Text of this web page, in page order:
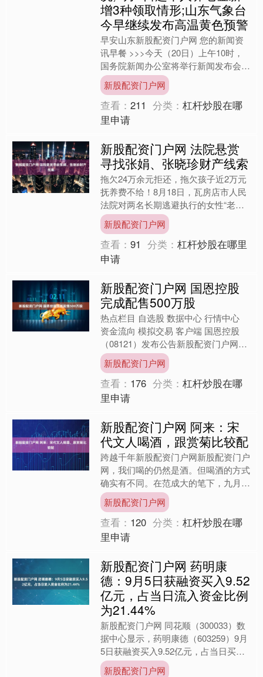
增3种领取情形;山东气象台
今早继续发布高温黄色预警
早安山东新股配资门户网 您的新闻资
讯早餐 >>>今天（20日）上午10时，
国务院新闻办公室将举行新闻发布会，
介绍阅兵准备工作有关情况。 >>>国
务院新闻办19日....
新股配资门户网
查看：211 分类：杠杆炒股在哪
里申请
新股配资门户网 法院悬赏
寻找张娟、张晓珍财产线索
拖欠24万余元拒还，拖欠孩子近2万元
抚养费不给！8月18日，瓦房店市人民
法院对两名长期逃避执行的女性“老
赖”张娟和张晓珍发布悬赏公告。凡向
法院提供其未被掌握的财....
新股配资门户网
查看：91 分类：杠杆炒股在哪里
申请
新股配资门户网 国恩控股
完成配售500万股
热点栏目 自选股 数据中心 行情中心
资金流向 模拟交易 客户端 国恩控股
（08121）发布公告新股配资门户网，
配售协议所载所有条件已获达成，且完
成已于2025....
新股配资门户网
查看： 176 分类：杠杆炒股在哪
里申请
新股配资门户网 阿来：宋
代文人喝酒，跟赏菊比较配
跨越千年新股配资门户网新股配资门户
网，我们喝的仍然是酒。但喝酒的方式
确实有不同。在范成大的笔下，九月份
可以边喝酒边赏菊花。阿来认为这样风
雅的方式，让写诗变得更加....
新股配资门户网
查看： 120 分类：杠杆炒股在哪
里申请
新股配资门户网 药明康
德：9月5日获融资买入9.52
亿元，占当日流入资金比例
为21.44%
新股配资门户网 同花顺（300033）数
据中心显示，药明康德（603259）9月
5日获融资买入9.52亿元，占当日买入
金额的21.44%，当前融资余额59.17....
新股配资门户网